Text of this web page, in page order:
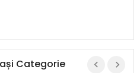
Categorie